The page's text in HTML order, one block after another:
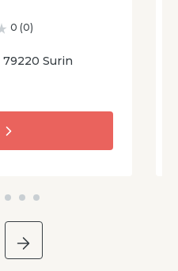
0 (0)
79220 Surin